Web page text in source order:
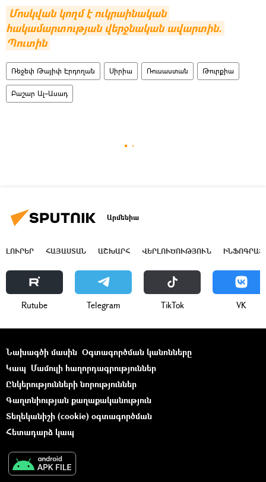
Մոսկվան կողմ է ուկրաինական
հակամարտության վերջնական ավարտին.
Պուտին
Ռեջեփ Թայիփ Էրդողան Սիրիա Ռուսաստան Թուրքիա
Բաշար Ալ–Ասադ
Արմենիա
ԼՈՒՐԵՐ ՀԱՅԱՍՏԱՆ ԱՇԽԱՐՀ ՎԵՐԼՈՒԾՈՒԹՅՈՒՆ
Rutube Telegram ТikТоk VK
Նախագծի մասին Օգտագործման կանոնները
Կապ Մամուլի հաղորդագրություններ
Ընկերությունների նորություններ
Գաղտնիության քաղաքականություն
Տեղեկանիշի (cookie) օգտագործման
Հետադարձ կապ